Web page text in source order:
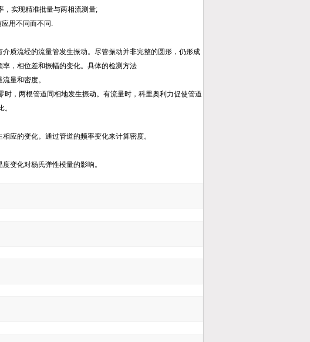
，实现精准批量与两相流测量;
用不同而不同.
质流经的流量管发生振动。尽管振动并非完整的圆形，仍形成
，相位差和振幅的变化。具体的检测方法
量和密度。
，两根管道同相地发生振动。有流量时，科里奥利力促使管道
应的变化。通过管道的频率变化来计算密度。
变化对杨氏弹性模量的影响。